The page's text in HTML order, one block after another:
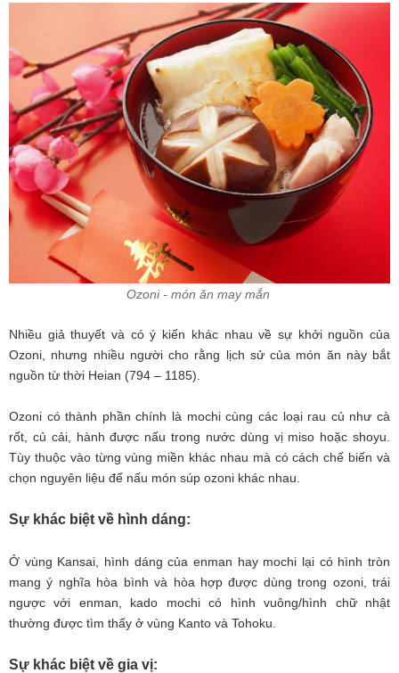
Ozoni - món ăn may mắn
Nhiều giả thuyết và có ý kiến khác nhau về sự khởi nguồn của
Ozoni, nhưng nhiều người cho rằng lịch sử của món ăn này bắt
nguồn từ thời Heian (794 – 1185).
Ozoni có thành phần chính là mochi cùng các loại rau củ như cà
rốt, củ cải, hành được nấu trong nước dùng vị miso hoặc shoyu.
Tùy thuộc vào từng vùng miền khác nhau mà có cách chế biến và
chọn nguyên liệu để nấu món súp ozoni khác nhau.
Sự khác biệt về hình dáng:
Ở vùng Kansai, hình dáng của enman hay mochi lại có hình tròn
mang ý nghĩa hòa bình và hòa hợp được dùng trong ozoni, trái
ngược với enman, kado mochi có hình vuông/hình chữ nhật
thường được tìm thấy ở vùng Kanto và Tohoku.
Sự khác biệt về gia vị: